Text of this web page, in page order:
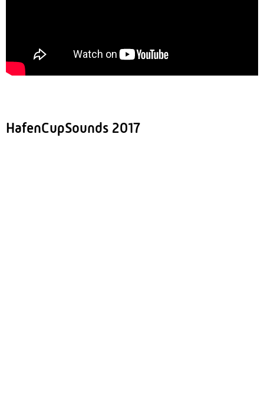
HafenCupSounds 2017